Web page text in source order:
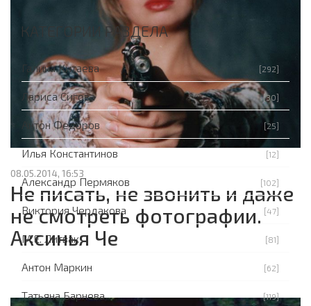
08.05.2014, 16:53
Не писать, не звонить и даже
не смотреть фотографии.
Аксинья Че
КАТЕГОРИИ РАЗДЕЛА
Галина Китаева [292]
Лариса Сигова [30]
Антон Федоров [25]
Илья Константинов [12]
Александр Пермяков [102]
Виктория Чердакова [47]
М.Е. Литвак [81]
Антон Маркин [62]
Татьяна Барнева [119]